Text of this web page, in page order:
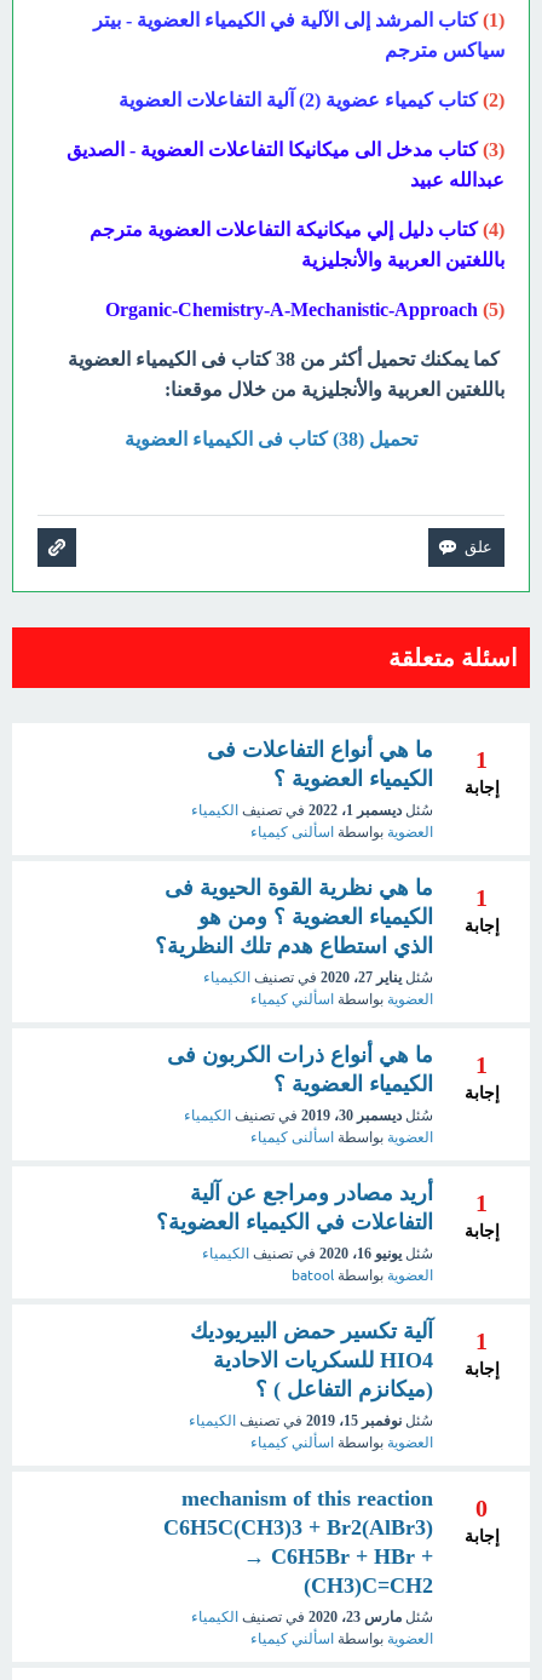
(1) كتاب المرشد إلى الآلية في الكيمياء العضوية - بيتر
سياكس مترجم
(2) كتابكيمياء عضوية (2) آلية التفاعلات العضوية
(3) كتاب مدخل الى ميكانيكا التفاعلات العضوية - الصديق
عبدالله عبيد
(4) كتاب دليل إلي ميكانيكة التفاعلات العضوية مترجم
باللغتين العربية والأنجليزية
(5)
Organic-Chemistry-A-Mechanistic-Approach
كما يمكنك تحميل أكثر من 38 كتاب فى الكيمياء العضوية
باللغتين العربية والأنجليزية من خلال موقعنا:
تحميل (38) كتاب فى الكيمياء العضوية
اسئلة متعلقة
1
إجابة
ما هي أنواع التفاعلات فى
الكيمياء العضوية ؟
سُئل ديسمبر 1، 2022 في تصنيف الكيمياء
العضوية بواسطة اسألنى كيمياء
1
إجابة
ما هي نظرية القوة الحيوية فى
الكيمياء العضوية ؟ ومن هو
الذي استطاع هدم تلك النظرية؟
سُئل يناير 27، 2020 في تصنيف الكيمياء
العضوية بواسطة اسألني كيمياء
1
إجابة
ما هي أنواع ذرات الكربون فى
الكيمياء العضوية ؟
سُئل ديسمبر 30، 2019 في تصنيف الكيمياء
العضوية بواسطة اسألنى كيمياء
1
إجابة
أريد مصادر ومراجع عن آلية
التفاعلات في الكيمياء العضوية؟
سُئل يونيو 16، 2020 في تصنيف الكيمياء
العضوية بواسطة batool
1
إجابة
آلية تكسير حمض البيريوديك
HIO4 للسكريات الاحادية
(ميكانزم التفاعل ) ؟
سُئل نوفمبر 15، 2019 في تصنيف الكيمياء
العضوية بواسطة اسألني كيمياء
0
إجابة
mechanism of this reaction
C6H5C(CH3)3 + Br2(AlBr3)
→ C6H5Br + HBr +
(CH3)C=CH2
سُئل مارس 23، 2020 في تصنيف الكيمياء
العضوية بواسطة اسألني كيمياء